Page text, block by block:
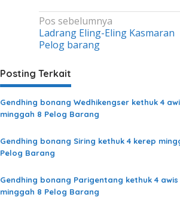
Navigasi
pos
Pos sebelumnya
Ladrang Eling-Eling Kasmaran
Pelog barang
Posting Terkait
Gendhing bonang Wedhikengser kethuk 4
minggah 8 Pelog Barang
Gendhing bonang Siring kethuk 4 kerep
Pelog Barang
Gendhing bonang Parigentang kethuk 4 awis
minggah 8 Pelog Barang